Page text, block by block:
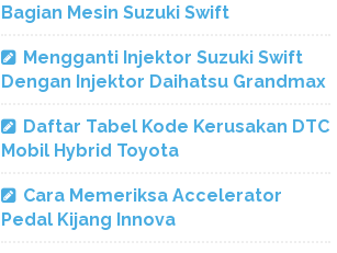
Bagian Mesin Suzuki Swift
Mengganti Injektor Suzuki Swift
Dengan Injektor Daihatsu Grandmax
Daftar Tabel Kode Kerusakan DTC
Mobil Hybrid Toyota
Cara Memeriksa Accelerator
Pedal Kijang Innova